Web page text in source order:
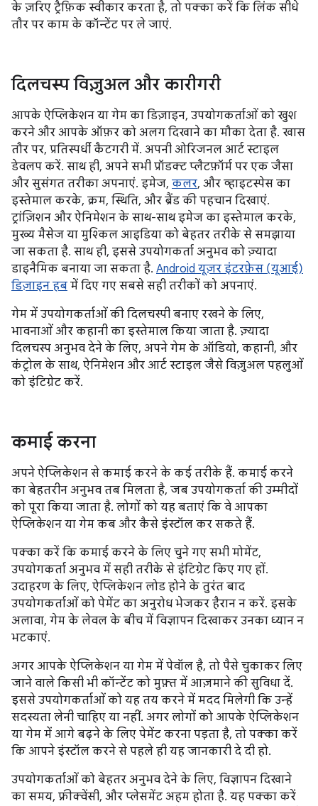
के ज़रिए ट्रैफ़िक स्वीकार करता है, तो पक्का करें कि लिंक सीधे
तौर पर काम के कॉन्टेंट पर ले जाएं.
दिलचस्प विज़ुअल और कारीगरी
आपके ऐप्लिकेशन या गेम का डिज़ाइन, उपयोगकर्ताओं को खुश
करने और आपके ऑफ़र को अलग दिखाने का मौका देता है. खास
तौर पर, प्रतिस्पर्धी कैटगरी में. अपनी ओरिजनल आर्ट स्टाइल
डेवलप करें. साथ ही, अपने सभी प्रॉडक्ट प्लैटफ़ॉर्म पर एक जैसा
और सुसंगत तरीका अपनाएं. इमेज, कलर, और व्हाइटस्पेस का
इस्तेमाल करके, क्रम, स्थिति, और ब्रैंड की पहचान दिखाएं.
ट्रांज़िशन और ऐनिमेशन के साथ-साथ इमेज का इस्तेमाल करके,
मुख्य मैसेज या मुश्किल आइडिया को बेहतर तरीके से समझाया
जा सकता है. साथ ही, इससे उपयोगकर्ता अनुभव को ज़्यादा
डाइनैमिक बनाया जा सकता है. Android यूज़र इंटरफ़ेस (यूआई)
डिज़ाइन हब में दिए गए सबसे सही तरीकों को अपनाएं.
गेम में उपयोगकर्ताओं की दिलचस्पी बनाए रखने के लिए,
भावनाओं और कहानी का इस्तेमाल किया जाता है. ज़्यादा
दिलचस्प अनुभव देने के लिए, अपने गेम के ऑडियो, कहानी, और
कंट्रोल के साथ, ऐनिमेशन और आर्ट स्टाइल जैसे विज़ुअल पहलुओं
को इंटिग्रेट करें.
कमाई करना
अपने ऐप्लिकेशन से कमाई करने के कई तरीके हैं. कमाई करने
का बेहतरीन अनुभव तब मिलता है, जब उपयोगकर्ता की उम्मीदों
को पूरा किया जाता है. लोगों को यह बताएं कि वे आपका
ऐप्लिकेशन या गेम कब और कैसे इंस्टॉल कर सकते हैं.
पक्का करें कि कमाई करने के लिए चुने गए सभी मोमेंट,
उपयोगकर्ता अनुभव में सही तरीके से इंटिग्रेट किए गए हों.
उदाहरण के लिए, ऐप्लिकेशन लोड होने के तुरंत बाद
उपयोगकर्ताओं को पेमेंट का अनुरोध भेजकर हैरान न करें. इसके
अलावा, गेम के लेवल के बीच में विज्ञापन दिखाकर उनका ध्यान न
भटकाएं.
अगर आपके ऐप्लिकेशन या गेम में पेवॉल है, तो पैसे चुकाकर लिए
जाने वाले किसी भी कॉन्टेंट को मुफ़्त में आज़माने की सुविधा दें.
इससे उपयोगकर्ताओं को यह तय करने में मदद मिलेगी कि उन्हें
सदस्यता लेनी चाहिए या नहीं. अगर लोगों को आपके ऐप्लिकेशन
या गेम में आगे बढ़ने के लिए पेमेंट करना पड़ता है, तो पक्का करें
कि आपने इंस्टॉल करने से पहले ही यह जानकारी दे दी हो.
उपयोगकर्ताओं को बेहतर अनुभव देने के लिए, विज्ञापन दिखाने
का समय, फ़्रीक्वेंसी, और प्लेसमेंट अहम होता है. यह पक्का करें